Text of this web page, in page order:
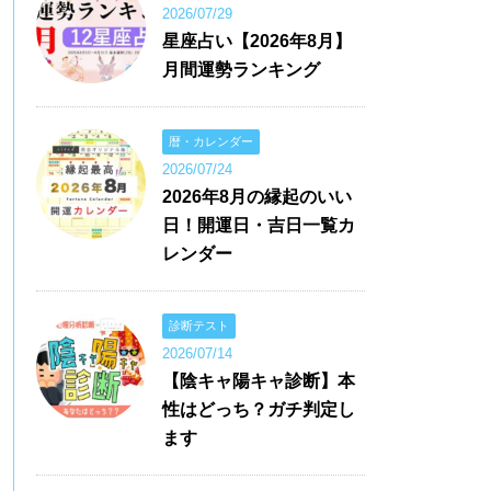
2026/07/29
星座占い【2026年8月】
月間運勢ランキング
暦・カレンダー
2026/07/24
2026年8月の縁起のいい
日！開運日・吉日一覧カ
レンダー
診断テスト
2026/07/14
【陰キャ陽キャ診断】本
性はどっち？ガチ判定し
ます